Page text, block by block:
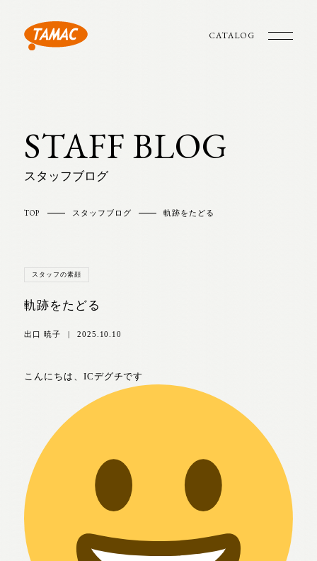
CATALOG
STAFF BLOG
スタッフブログ
TOP スタッフブログ 軌跡をたどる
スタッフの素顔
軌跡をたどる
出口 暁子 | 2025.10.10
こんにちは、ICデグチです